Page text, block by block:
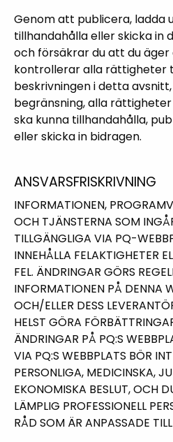
Genom att publicera, ladda
tillhandahålla eller skicka
och försäkrar du att du
kontrollerar alla rättigheter
beskrivningen i detta
begränsning, alla
ska kunna tillhandahålla,
eller skicka in bidragen.
ANSVARSFRISKRIVNING
INFORMATIONEN,
OCH TJÄNSTERNA SOM
TILLGÄNGLIGA VIA PQ-
INNEHÅLLA FELAKTIGHETER
FEL. ÄNDRINGAR GÖRS
INFORMATIONEN PÅ DENNA
OCH/ELLER DESS
HELST GÖRA
ÄNDRINGAR PÅ PQ:S
VIA PQ:S WEBBPLATS BÖR
PERSONLIGA, MEDICINSKA,
EKONOMISKA BESLUT, OCH
LÄMPLIG PROFESSIONELL
RÅD SOM ÄR ANPASSADE